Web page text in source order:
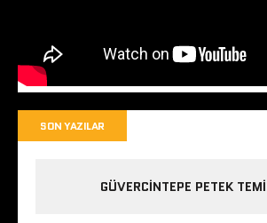
SON YAZILAR
GÜVERCINTEPE PETEK